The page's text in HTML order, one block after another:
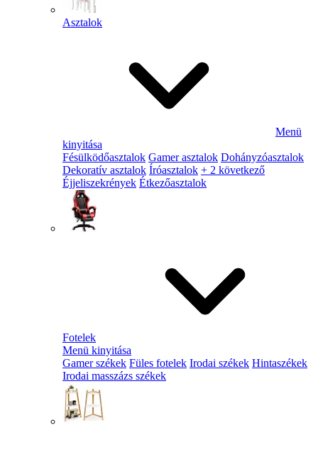
Asztalok
Menü
kinyitása
Fésülködőasztalok Gamer asztalok Dohányzóasztalok
Dekoratív asztalok Íróasztalok + 2 következő
Éjjeliszekrények Étkezőasztalok
Fotelek
Menü kinyitása
Gamer székek Füles fotelek Irodai székek Hintaszékek
Irodai masszázs székek